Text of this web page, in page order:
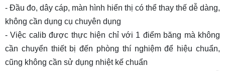
- Đầu đo, dây cáp, màn hình hiển thị có thể thay thế dễ dàng,
không cần dụng cụ chuyên dụng
- Việc calib được thực hiện chỉ với 1 điểm băng mà không
cần chuyển thiết bị đến phòng thí nghiệm để hiệu chuẩn,
cũng không cần sử dụng nhiệt kế chuẩn